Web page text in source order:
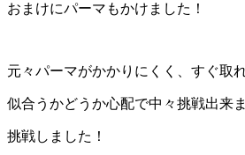
おまけにパーマもかけました！
元々パーマがかかりにくく、すぐ取
似合うかどうか心配で中々挑戦出来
挑戦しました！